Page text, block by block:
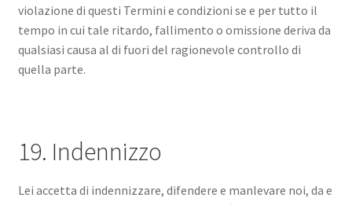
violazione di questi Termini e condizioni se e per tutto il
tempo in cui tale ritardo, fallimento o omissione deriva da
qualsiasi causa al di fuori del ragionevole controllo di
quella parte.
19. Indennizzo
Lei accetta di indennizzare, difendere e manlevare noi, da e